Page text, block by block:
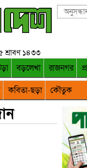
শ্রাবণ ১৪৩৩
বড়লেখা রাজনগর
কবিতা-ছড়া কৌতুক